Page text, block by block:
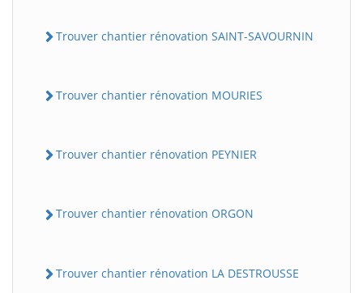
Trouver chantier rénovation SAINT-SAVOURNIN
Trouver chantier rénovation MOURIES
Trouver chantier rénovation PEYNIER
Trouver chantier rénovation ORGON
Trouver chantier rénovation LA DESTROUSSE